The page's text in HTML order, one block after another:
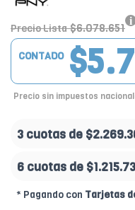
Precio Lista $6.078.651
CONTADO
Precio sin impuestos
3 cuotas de
6 cuotas de
* Pagando con Tarjetas